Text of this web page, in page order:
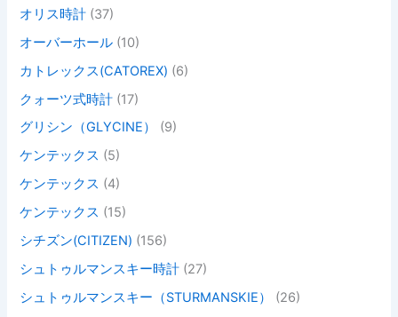
オリス時計 (37)
オーバーホール (10)
カトレックス(CATOREX) (6)
クォーツ式時計 (17)
グリシン（GLYCINE）
(9)
ケンテックス (5)
ケンテックス (4)
ケンテックス (15)
シチズン(CITIZEN) (156)
シュトゥルマンスキー時計 (27)
シュトゥルマンスキー（STURMANSKIE）
(26)